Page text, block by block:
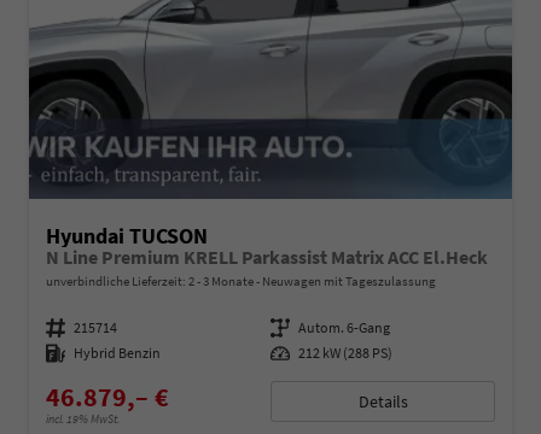
Hyundai TUCSON
N Line Premium KRELL Parkassist Matrix ACC El.Heck
unverbindliche Lieferzeit: 2 - 3 Monate Neuwagen mit Tageszulassung
Fahrzeugnummer 215714 Getriebe Autom. 6-Gang
Kraftstoff Hybrid Benzin Leistung 212 kW (288 PS)
46.879,– €
incl. 19% MwSt.
Details